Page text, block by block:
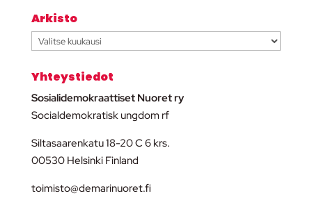
Arkisto
Arkisto
Yhteystiedot
Sosialidemokraattiset Nuoret ry
Socialdemokratisk ungdom rf
Siltasaarenkatu 18-20 C 6 krs.
00530 Helsinki Finland
toimisto@demarinuoret.fi